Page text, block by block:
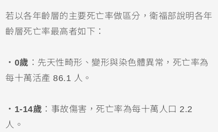
若以各年齡層的主要死亡率做區分，衛福部說明各年
齡層死亡率最高者如下：
．0歲 ：先天性畸形、變形與染色體異常，死亡率為
每十萬活產 86.1 人。
．1-14歲 ：事故傷害，死亡率為每十萬人口 2.2
人。